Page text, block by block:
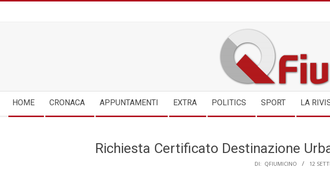
Navigation
Menu
HOME CRONACA APPUNTAMENTI EXTRA POLITICS SPORT LA
Richiesta Certificato Destinazione
DI: QFIUMICINO 12